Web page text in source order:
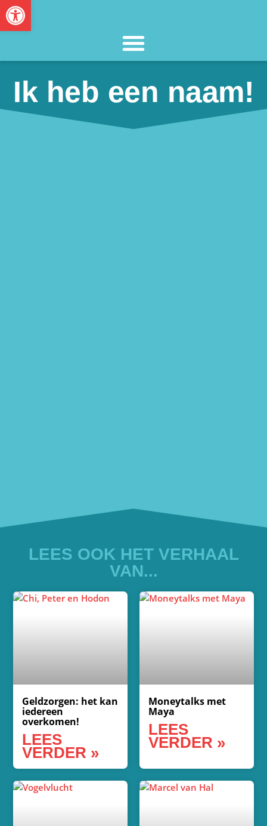
Ik heb een naam!
LEES OOK HET VERHAAL
VAN...
Geldzorgen: het kan
iedereen
overkomen!
LEES
VERDER »
Moneytalks met
Maya
LEES
VERDER »